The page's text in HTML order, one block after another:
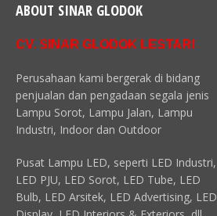
ABOUT SINAR GLODOK
CV. SINAR GLODOK LESTARI
Perusahaan kami bergerak di bidang
penjualan dan pengadaan segala jenis
Lampu Sorot, Lampu Jalan, Lampu
Industri, Indoor dan Outdoor
Pusat Lampu LED, seperti LED Industri,
LED PJU, LED Sorot, LED Tube, LED
Bulb, LED Arsitek, LED Advertising, LED